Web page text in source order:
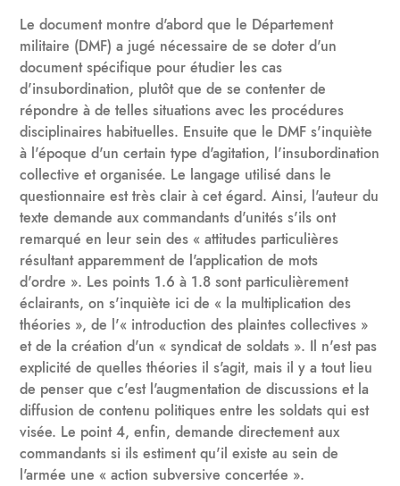
Le document montre d'abord que le Département
militaire (DMF) a jugé nécessaire de se doter d'un
document spécifique pour étudier les cas
d'insubordination, plutôt que de se contenter de
répondre à de telles situations avec les procédures
disciplinaires habituelles. Ensuite que le DMF s'inquiète
à l'époque d'un certain type d'agitation, l'insubordination
collective et organisée. Le langage utilisé dans le
questionnaire est très clair à cet égard. Ainsi, l'auteur du
texte demande aux commandants d'unités s'ils ont
remarqué en leur sein des « attitudes particulières
résultant apparemment de l'application de mots
d'ordre ». Les points 1.6 à 1.8 sont particulièrement
éclairants, on s'inquiète ici de « la multiplication des
théories », de l'« introduction des plaintes collectives »
et de la création d'un « syndicat de soldats ». Il n'est pas
explicité de quelles théories il s'agit, mais il y a tout lieu
de penser que c'est l'augmentation de discussions et la
diffusion de contenu politiques entre les soldats qui est
visée. Le point 4, enfin, demande directement aux
commandants si ils estiment qu'il existe au sein de
l'armée une « action subversive concertée ».